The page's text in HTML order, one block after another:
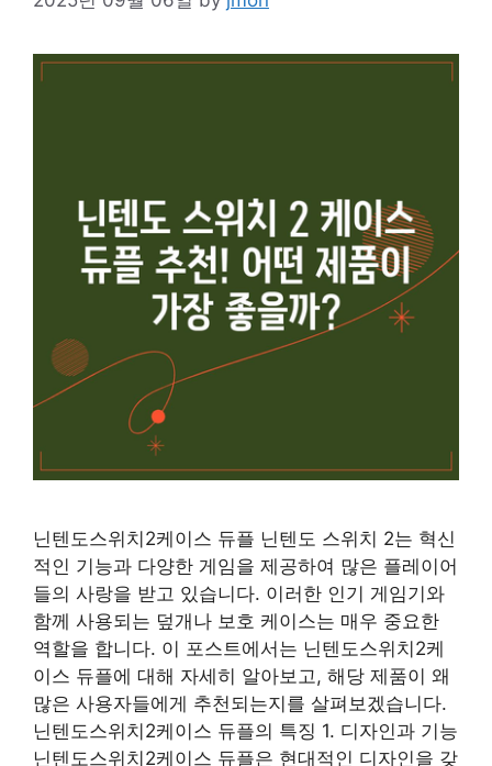
닌텐도스위치2케이스 듀플 닌텐도 스위치 2는 혁신
적인 기능과 다양한 게임을 제공하여 많은 플레이어
들의 사랑을 받고 있습니다. 이러한 인기 게임기와
함께 사용되는 덮개나 보호 케이스는 매우 중요한
역할을 합니다. 이 포스트에서는 닌텐도스위치2케
이스 듀플에 대해 자세히 알아보고, 해당 제품이 왜
많은 사용자들에게 추천되는지를 살펴보겠습니다.
닌텐도스위치2케이스 듀플의 특징 1. 디자인과 기능
닌텐도스위치2케이스 듀플은 현대적인 디자인을 갖